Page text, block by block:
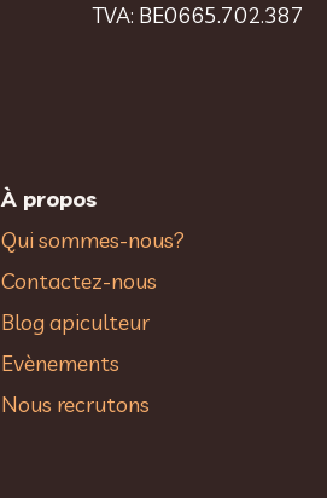
TVA: BE0665.702.387
À propos
Qui sommes-nous?
Contactez-nous
Blog apiculteur
Evènements
Nous recrutons